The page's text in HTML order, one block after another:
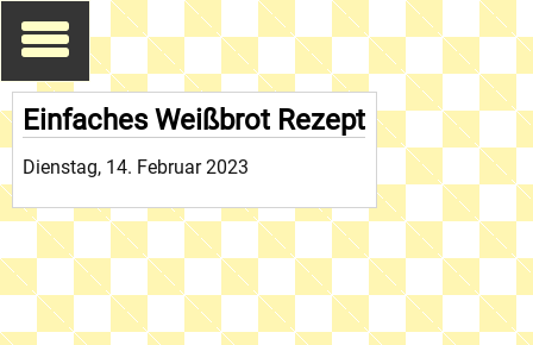
Einfaches Weißbrot Rezept
Dienstag, 14. Februar 2023